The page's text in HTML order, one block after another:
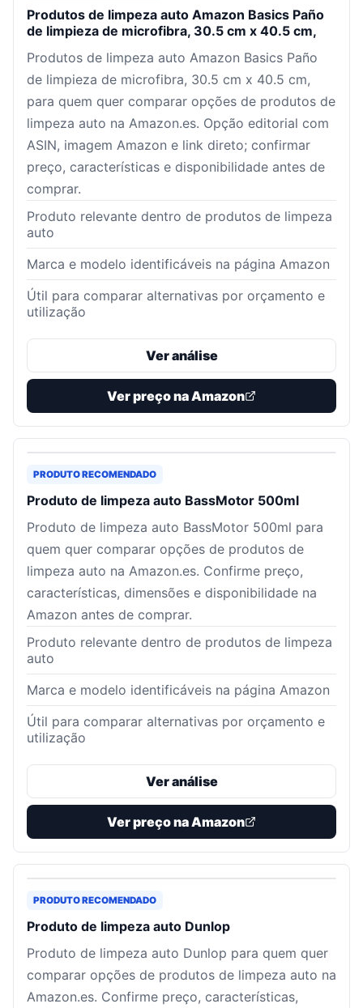
Produtos de limpeza auto Amazon Basics Paño
de limpieza de microfibra, 30.5 cm x 40.5 cm,
Produtos de limpeza auto Amazon Basics Paño
de limpieza de microfibra, 30.5 cm x 40.5 cm,
para quem quer comparar opções de produtos de
limpeza auto na Amazon.es. Opção editorial com
ASIN, imagem Amazon e link direto; confirmar
preço, características e disponibilidade antes de
comprar.
Produto relevante dentro de produtos de limpeza
auto
Marca e modelo identificáveis na página Amazon
Útil para comparar alternativas por orçamento e
utilização
Ver análise
Ver preço na Amazon
PRODUTO RECOMENDADO
Produto de limpeza auto BassMotor 500ml
Produto de limpeza auto BassMotor 500ml para
quem quer comparar opções de produtos de
limpeza auto na Amazon.es. Confirme preço,
características, dimensões e disponibilidade na
Amazon antes de comprar.
Produto relevante dentro de produtos de limpeza
auto
Marca e modelo identificáveis na página Amazon
Útil para comparar alternativas por orçamento e
utilização
Ver análise
Ver preço na Amazon
PRODUTO RECOMENDADO
Produto de limpeza auto Dunlop
Produto de limpeza auto Dunlop para quem quer
comparar opções de produtos de limpeza auto na
Amazon.es. Confirme preço, características,